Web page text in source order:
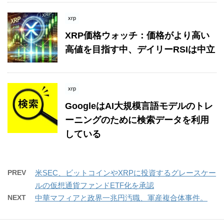
xrp
XRP価格ウォッチ：価格がより高い
高値を目指す中、デイリーRSIは中立
xrp
GoogleはAI大規模言語モデルのトレ
ーニングのために検索データを利用
している
PREV
米SEC、ビットコインやXRPに投資するグレースケー
ルの仮想通貨ファンドETF化を承認
NEXT 中華マフィアと政界一兆円汚職、軍産複合体事件。